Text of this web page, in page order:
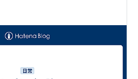
拭き取ってから酢漬け…